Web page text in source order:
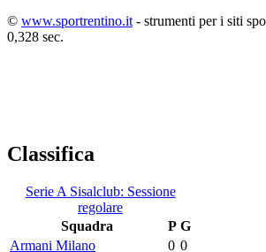
© www.sportrentino.it - strumenti per i siti
0,328 sec.
Classifica
Serie A Sisalclub: Sessione
regolare
Squadra
P G
Armani Milano
0 0